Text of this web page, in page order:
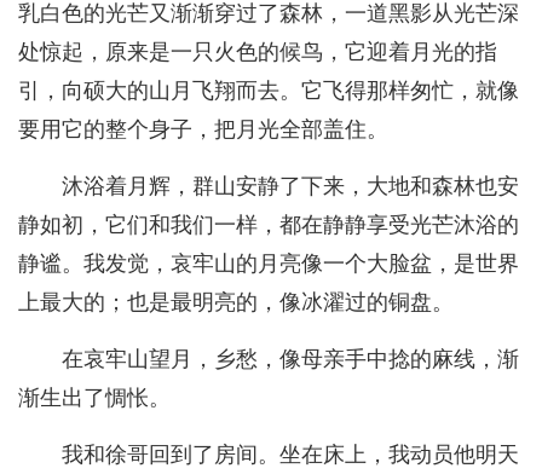
乳白色的光芒又渐渐穿过了森林，一道黑影从光芒深
处惊起，原来是一只火色的候鸟，它迎着月光的指
引，向硕大的山月飞翔而去。它飞得那样匆忙，就像
要用它的整个身子，把月光全部盖住。
沐浴着月辉，群山安静了下来，大地和森林也安
静如初，它们和我们一样，都在静静享受光芒沐浴的
静谧。我发觉，哀牢山的月亮像一个大脸盆，是世界
上最大的；也是最明亮的，像冰濯过的铜盘。
在哀牢山望月，乡愁，像母亲手中捻的麻线，渐
渐生出了惆怅。
我和徐哥回到了房间。坐在床上，我动员他明天